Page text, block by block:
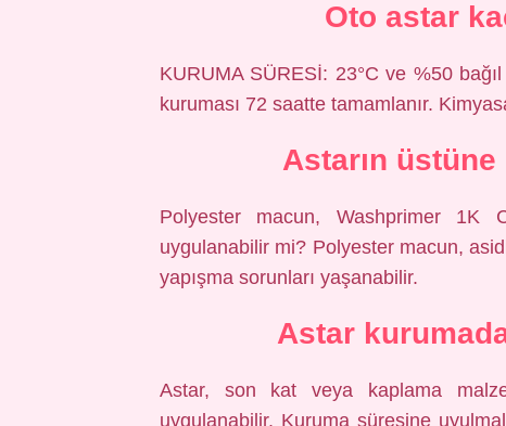
Oto astar
KURUMA SÜRESİ: 23°C ve %50
kuruması 72 saatte tamamlanır.
Astarın
Polyester macun, Washprimer 1K
uygulanabilir mi? Polyester macun,
yapışma sorunları yaşanabilir.
Astar
Astar, son kat veya kaplama
uygulanabilir. Kuruma süresine